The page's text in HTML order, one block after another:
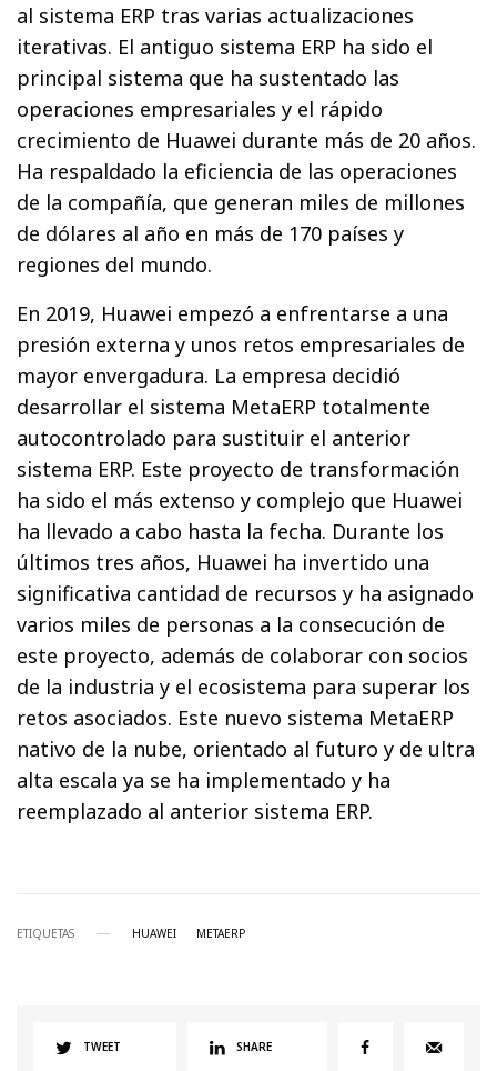
al sistema ERP tras varias actualizaciones
iterativas. El antiguo sistema ERP ha sido el
principal sistema que ha sustentado las
operaciones empresariales y el rápido
crecimiento de Huawei durante más de 20 años.
Ha respaldado la eficiencia de las operaciones
de la compañía, que generan miles de millones
de dólares al año en más de 170 países y
regiones del mundo.
En 2019, Huawei empezó a enfrentarse a una
presión externa y unos retos empresariales de
mayor envergadura. La empresa decidió
desarrollar el sistema MetaERP totalmente
autocontrolado para sustituir el anterior
sistema ERP. Este proyecto de transformación
ha sido el más extenso y complejo que Huawei
ha llevado a cabo hasta la fecha. Durante los
últimos tres años, Huawei ha invertido una
significativa cantidad de recursos y ha asignado
varios miles de personas a la consecución de
este proyecto, además de colaborar con socios
de la industria y el ecosistema para superar los
retos asociados. Este nuevo sistema MetaERP
nativo de la nube, orientado al futuro y de ultra
alta escala ya se ha implementado y ha
reemplazado al anterior sistema ERP.
ETIQUETAS HUAWEI METAERP
TWEET SHARE